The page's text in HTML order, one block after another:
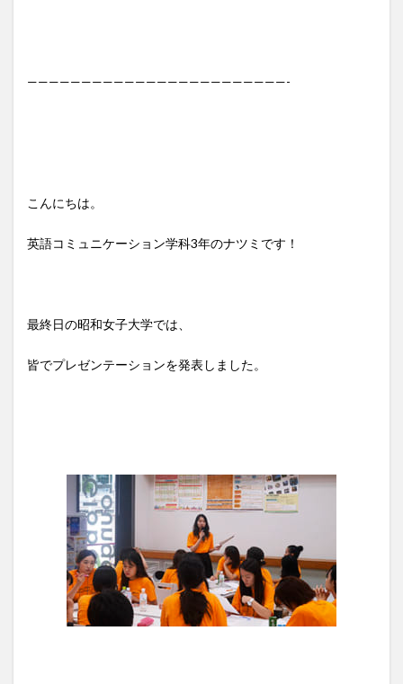
————————————————————————-
こんにちは。
英語コミュニケーション学科3年のナツミです！
最終日の昭和女子大学では、
皆でプレゼンテーションを発表しました。